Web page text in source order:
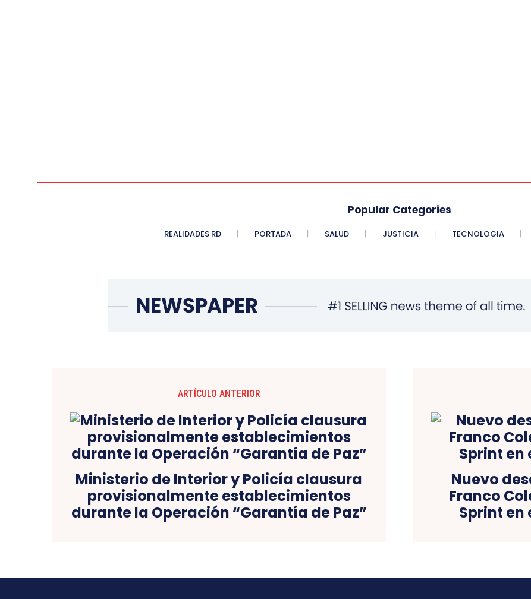
Popular Categories
REALIDADES RD PORTADA SALUD JUSTICIA TECNOLOGIA
ARTÍCULO ANTERIOR
Ministerio de Interior y Policía clausura
provisionalmente establecimientos
durante la Operación “Garantía de Paz”
Nuevo
Franco
Sprint en